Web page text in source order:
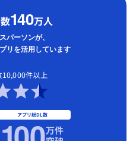
140万人
パーソンが、
リを活用しています
10,000件以上
アプリ総DL数
万件